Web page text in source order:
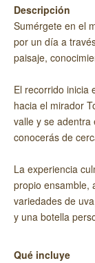
Descripción
Sumérgete en el
por un día a
paisaje,
El recorrido inicia
hacia el mirador
valle y se
conocerás de
La experiencia
propio ensamble,
variedades de
y una botella
Qué incluye